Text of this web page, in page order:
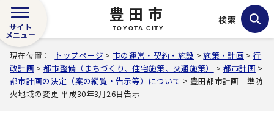
豊田市
TOYOTA CITY
サイト
メニュー
検索
現在位置： トップページ >市の運営・契約・施設 >施策・計画> 行
政計画> 都市整備（まちづくり、住宅施策、交通施策） > 都市計画>
都市計画の決定（案の縦覧・告示等）について > 豊田都市計画 準防
火地域の変更 平成30年3月26日告示